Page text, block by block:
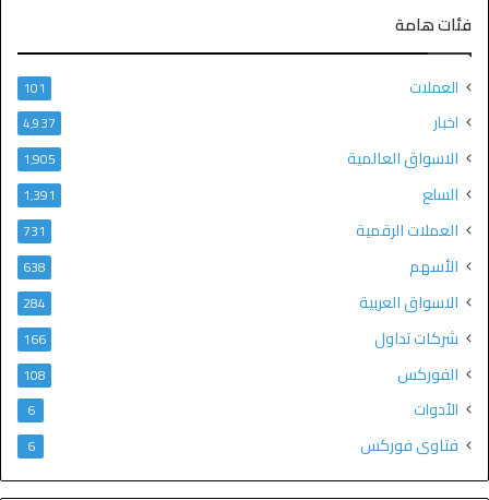
فئات هامة
العملات 101
اخبار 4٬937
الاسواق العالمية 1٬905
السلع 1٬391
العملات الرقمية 731
الأسهم 638
الاسواق العربية 284
شركات تداول 166
الفوركس 108
الأدوات 6
فتاوى فوركس 6